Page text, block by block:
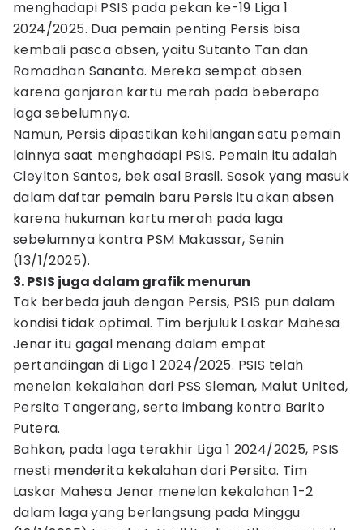
menghadapi PSIS pada pekan ke-19 Liga 1
2024/2025. Dua pemain penting Persis bisa
kembali pasca absen, yaitu Sutanto Tan dan
Ramadhan Sananta. Mereka sempat absen
karena ganjaran kartu merah pada beberapa
laga sebelumnya.
Namun, Persis dipastikan kehilangan satu pemain
lainnya saat menghadapi PSIS. Pemain itu adalah
Cleylton Santos, bek asal Brasil. Sosok yang masuk
dalam daftar pemain baru Persis itu akan absen
karena hukuman kartu merah pada laga
sebelumnya kontra PSM Makassar, Senin
(13/1/2025).
3. PSIS juga dalam grafik menurun
Tak berbeda jauh dengan Persis, PSIS pun dalam
kondisi tidak optimal. Tim berjuluk Laskar Mahesa
Jenar itu gagal menang dalam empat
pertandingan di Liga 1 2024/2025. PSIS telah
menelan kekalahan dari PSS Sleman, Malut United,
Persita Tangerang, serta imbang kontra Barito
Putera.
Bahkan, pada laga terakhir Liga 1 2024/2025, PSIS
mesti menderita kekalahan dari Persita. Tim
Laskar Mahesa Jenar menelan kekalahan 1-2
dalam laga yang berlangsung pada Minggu